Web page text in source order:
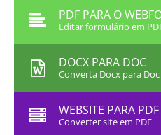
PDF PARA O
Editar formulário em
DOCX PARA DOC
Converta Docx para Doc
WEBSITE PARA PDF
Converter site em PDF